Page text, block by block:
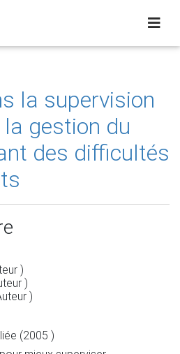
la supervision
gestion du
des difficultés
)
)
)
(2005 )